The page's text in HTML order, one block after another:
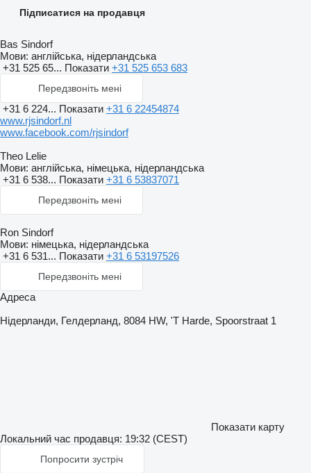
Підписатися на продавця
Bas Sindorf
Мови: англійська, нідерландська
+31 525 65... Показати +31 525 653 683
Передзвоніть мені
+31 6 224... Показати +31 6 22454874
www.rjsindorf.nl
www.facebook.com/rjsindorf
Theo Lelie
Мови: англійська, німецька, нідерландська
+31 6 538... Показати +31 6 53837071
Передзвоніть мені
Ron Sindorf
Мови: німецька, нідерландська
+31 6 531... Показати +31 6 53197526
Передзвоніть мені
Адреса
Нідерланди, Гелдерланд, 8084 HW, 'T Harde, Spoorstraat 1
Показати карту
Локальний час продавця: 19:32 (CEST)
Попросити зустріч